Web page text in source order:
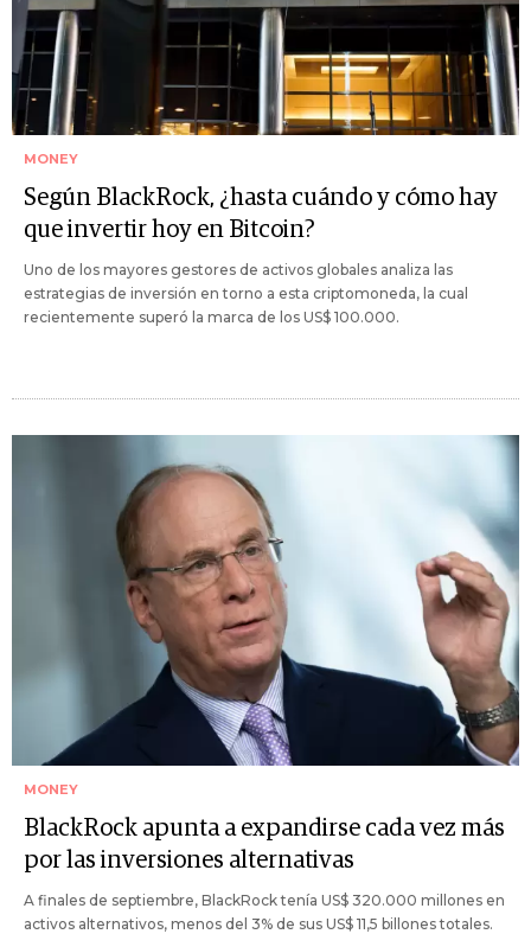
MONEY
Según BlackRock, ¿hasta cuándo y cómo hay
que invertir hoy en Bitcoin?
Uno de los mayores gestores de activos globales analiza las
estrategias de inversión en torno a esta criptomoneda, la cual
recientemente superó la marca de los US$ 100.000.
MONEY
BlackRock apunta a expandirse cada vez más
por las inversiones alternativas
A finales de septiembre, BlackRock tenía US$ 320.000 millones en
activos alternativos, menos del 3% de sus US$ 11,5 billones totales.